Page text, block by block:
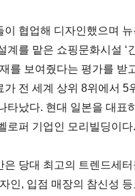
협업해 디자인했으며
를 맡은 쇼핑문화시설 ‘
를 보여줬다는 평가를 받
전 세계 상위 8위에서 5
타났다. 현대 일본을 대표
로퍼 기업인 모리빌딩이다.
은 당대 최고의 트렌드세
인, 입점 매장의 참신성